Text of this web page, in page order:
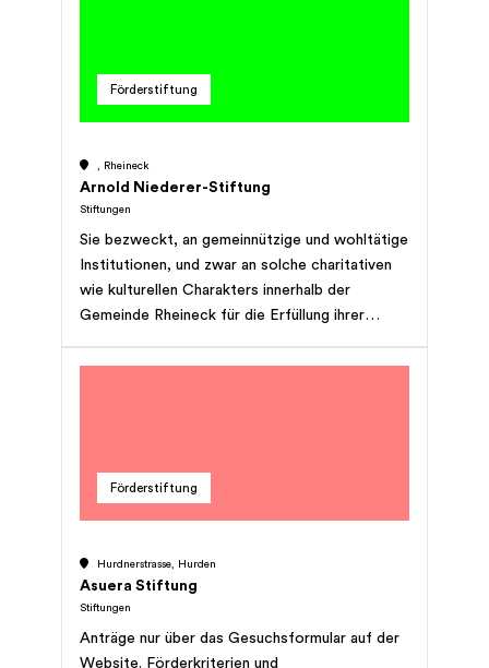
Förderstiftung
, Rheineck
Arnold Niederer-Stiftung
Stiftungen
Sie bezweckt, an gemeinnützige und wohltätige
Institutionen, und zwar an solche charitativen
wie kulturellen Charakters innerhalb der
Gemeinde Rheineck für die Erfüllung ihrer
auszurichten.
Förderstiftung
Hurdnerstrasse, Hurden
Asuera Stiftung
Stiftungen
Anträge nur über das Gesuchsformular auf der
Website. Förderkriterien und